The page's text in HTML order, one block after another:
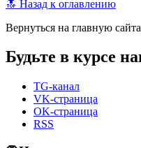
🔝 Назад к оглавлению
Вернуться на главную
Будьте в курсе
TG-канал
VK-страница
OK-страница
RSS